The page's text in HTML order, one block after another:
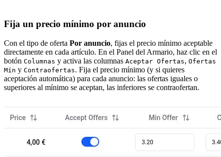
Fija un precio mínimo por anuncio
Con el tipo de oferta Por anuncio, fijas el precio mínimo aceptable
directamente en cada artículo. En el Panel del Armario, haz clic en el
botón Columnas y activa las columnas Aceptar Ofertas, Ofertas
Mín y Contraofertas. Fija el precio mínimo (y si quieres
aceptación automática) para cada anuncio: las ofertas iguales o
superiores al mínimo se aceptan, las inferiores se contraofertan.